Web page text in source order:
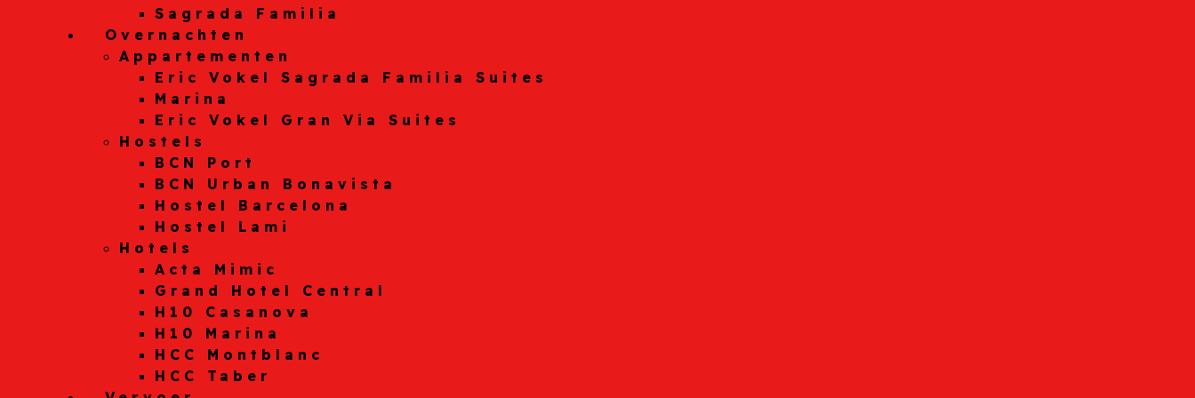
Sagrada Familia
Overnachten
Appartementen
Eric Vokel Sagrada Familia Suites
Marina
Eric Vokel Gran Via Suites
Hostels
BCN Port
BCN Urban Bonavista
Hostel Barcelona
Hostel Lami
Hotels
Acta Mimic
Grand Hotel Central
H10 Casanova
H10 Marina
HCC Montblanc
HCC Taber